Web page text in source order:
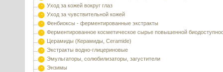
Уход за кожей вокруг глаз
Уход за чувствительной кожей
Фенбиоксы - ферментированные экстракты
Ферментированное косметическое сырье повышенной
Церамиды (Керамиды, Ceramide)
Экстракты водно-глицериновые
Эмульгаторы, солюбилизаторы, загустители
Энзимы